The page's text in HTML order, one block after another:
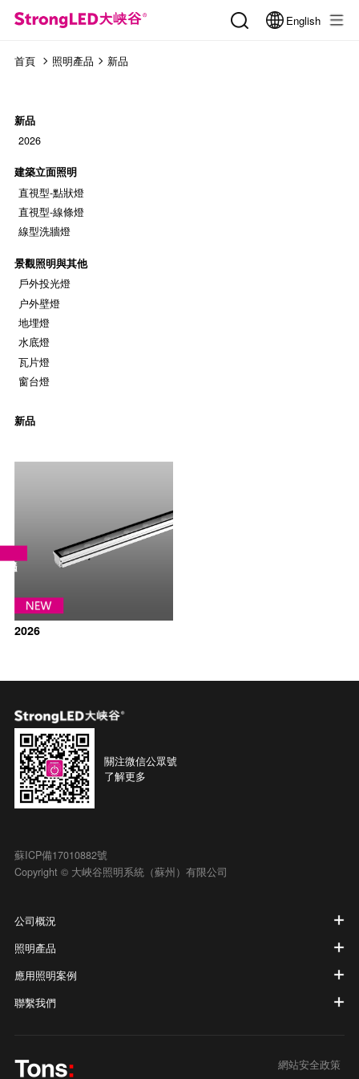
English
首頁 照明產品 新品
新品
2026
建築立面照明
直視型-點狀燈
直視型-線條燈
線型洗牆燈
景觀照明與其他
戶外投光燈
户外壁燈
地埋燈
水底燈
瓦片燈
窗台燈
新品
2026
關注微信公眾號
了解更多
蘇ICP備17010882號
Copyright © 大峽谷照明系統（蘇州）有限公司
公司概況
照明產品
應用照明案例
聯繫我們
網站安全政策